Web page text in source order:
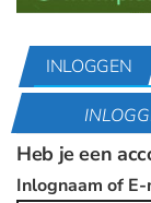
INLOGGEN
Heb je een
Inlognaam of